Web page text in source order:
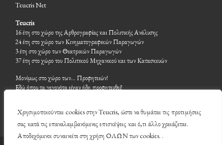
Χρησιμοποιούνται cookies στην Teucris, ώστε να θυμάται τις προτιμήσεις
σας κατά τις επαναλαμβανόμενες επισκέψεις και ό,τι άλλο χρειάζεται.
Αποδεχόμενοι συναινείτε στη χρήση ΟΛΩΝ των cookies. .
Teucris Net
Teucris
16 έτη στο χώρο της Αρθρογραφίας και Πολιτικής Ανάλυσης
24 έτη στο χώρο των Κινηματογραφικών Παραγωγών
3 έτη στο χώρο των Θεατρικών Παραγωγών
37 έτη στο χώρο του Πολιτικού Μηχανικού και των Κατασκευών
Μονίμως στο χώρο των… Προφητειών!
Εδώ όπου τα γεγονότα είχαν ήδη προφητευθεί!